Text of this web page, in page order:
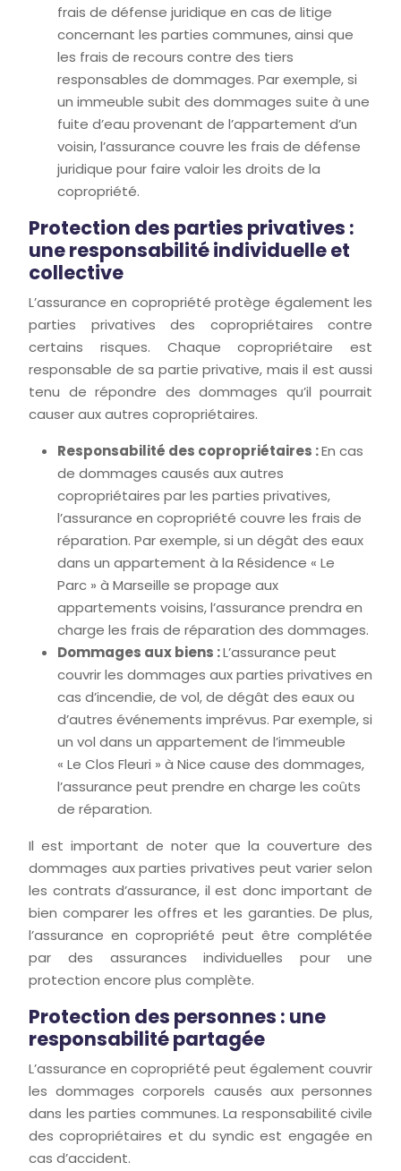
frais de défense juridique en cas de litige
concernant les parties communes, ainsi que
les frais de recours contre des tiers
responsables de dommages. Par exemple, si
un immeuble subit des dommages suite à une
fuite d’eau provenant de l’appartement d’un
voisin, l’assurance couvre les frais de défense
juridique pour faire valoir les droits de la
copropriété.
Protection des parties privatives :
une responsabilité individuelle et
collective
L’assurance en copropriété protège également les
parties privatives des copropriétaires contre
certains risques. Chaque copropriétaire est
responsable de sa partie privative, mais il est aussi
tenu de répondre des dommages qu’il pourrait
causer aux autres copropriétaires.
Responsabilité des copropriétaires :En cas
de dommages causés aux autres
copropriétaires par les parties privatives,
l’assurance en copropriété couvre les frais de
réparation. Par exemple, si un dégât des eaux
dans un appartement à la Résidence « Le
Parc » à Marseille se propage aux
appartements voisins, l’assurance prendra en
charge les frais de réparation des dommages.
Dommages aux biens :L’assurance peut
couvrir les dommages aux parties privatives en
cas d’incendie, de vol, de dégât des eaux ou
d’autres événements imprévus. Par exemple, si
un vol dans un appartement de l’immeuble
« Le Clos Fleuri » à Nice cause des dommages,
l’assurance peut prendre en charge les coûts
de réparation.
Il est important de noter que la couverture des
dommages aux parties privatives peut varier selon
les contrats d’assurance, il est donc important de
bien comparer les offres et les garanties. De plus,
l’assurance en copropriété peut être complétée
par des assurances individuelles pour une
protection encore plus complète.
Protection des personnes : une
responsabilité partagée
L’assurance en copropriété peut également couvrir
les dommages corporels causés aux personnes
dans les parties communes. La responsabilité civile
des copropriétaires et du syndic est engagée en
cas d’accident.